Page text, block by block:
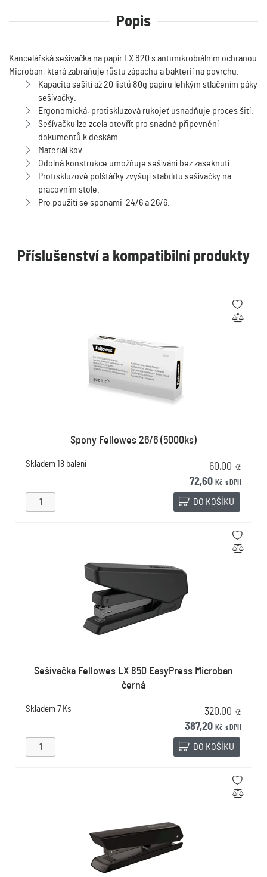
Popis
Kancelářská sešívačka na papír LX 820 s antimikrobiálním ochranou
Microban, která zabraňuje růstu zápachu a bakterií na povrchu.
Kapacita sešití až 20 listů 80g papíru lehkým stlačením páky
sešívačky.
Ergonomická, protiskluzová rukojeť usnadňuje proces šití.
Sešívačku lze zcela otevřít pro snadné připevnění
dokumentů k deskám.
Materiál kov.
Odolná konstrukce umožňuje sešívání bez zaseknutí.
Protiskluzové polštářky zvyšují stabilitu sešívačky na
pracovním stole.
Pro použití se sponami 24/6 a 26/6.
Příslušenství a kompatibilní produkty
Spony Fellowes 26/6 (5000ks)
Skladem 18 balení 60,00 Kč
72,60 Kč s DPH
DO KOŠÍKU
Sešívačka Fellowes LX 850 EasyPress Microban
černá
Skladem 7 Ks 320,00 Kč
387,20 Kč s DPH
DO KOŠÍKU